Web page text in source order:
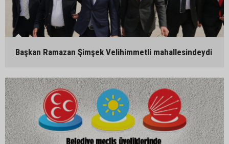
Başkan Ramazan Şimşek Velihimmetli mahallesindeydi